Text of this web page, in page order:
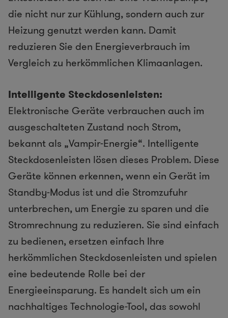
die nicht nur zur Kühlung, sondern auch zur
Heizung genutzt werden kann. Damit
reduzieren Sie den Energieverbrauch im
Vergleich zu herkömmlichen Klimaanlagen.
Intelligente Steckdosenleisten:
Elektronische Geräte verbrauchen auch im
ausgeschalteten Zustand noch Strom,
bekannt als „Vampir-Energie“. Intelligente
Steckdosenleisten lösen dieses Problem. Diese
Geräte können erkennen, wenn ein Gerät im
Standby-Modus ist und die Stromzufuhr
unterbrechen, um Energie zu sparen und die
Stromrechnung zu reduzieren. Sie sind einfach
zu bedienen, ersetzen einfach Ihre
herkömmlichen Steckdosenleisten und spielen
eine bedeutende Rolle bei der
Energieeinsparung. Es handelt sich um ein
nachhaltiges Technologie-Tool, das sowohl